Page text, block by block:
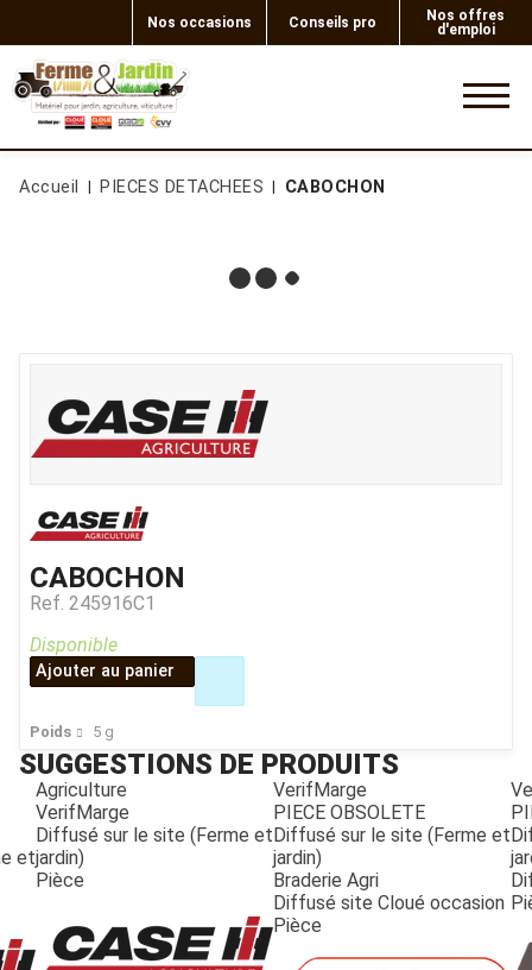
Nos occasions Conseils pro
Nos offres
d'emploi
Accueil PIECES DETACHEES CABOCHON
CABOCHON
Ref. 245916C1
Poids 5 g
Disponible
Ajouter au panier
SUGGESTIONS DE PRODUITS
et
Agriculture
VerifMarge
Diffusé sur le site (Ferme et
jardin)
Pièce
VerifMarge
PIECE OBSOLETE
Diffusé sur le site (Ferme et
jardin)
Braderie Agri
Diffusé site Cloué occasion
Pièce